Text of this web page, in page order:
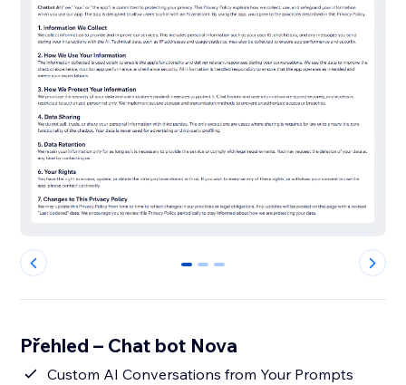
0 1 2
Přehled – Chat bot Nova
Custom AI Conversations from Your Prompts